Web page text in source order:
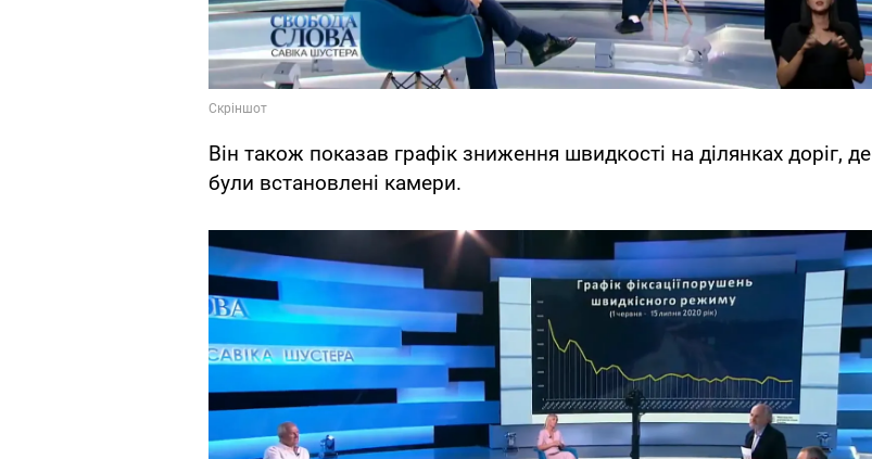
Він також показав графік зниження швидкості на ділянках доріг, де
були встановлені камери.